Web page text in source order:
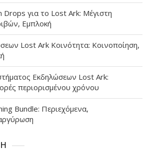
Drops για το Lost Ark: Μέγιστη
Εμπλοκή
Lost Ark Κοινότητα: Κοινοποίηση,
Εκδηλώσεων Lost Ark:
περιορισμένου χρόνου
Bundle: Περιεχόμενα,